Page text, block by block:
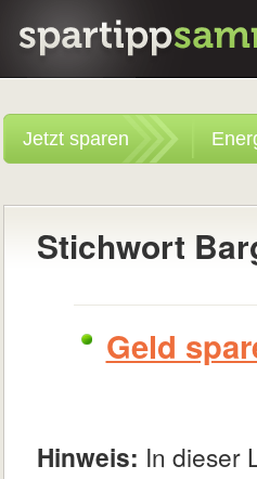
Jetzt sparen
Stichwort
Geld
Hinweis: In dieser